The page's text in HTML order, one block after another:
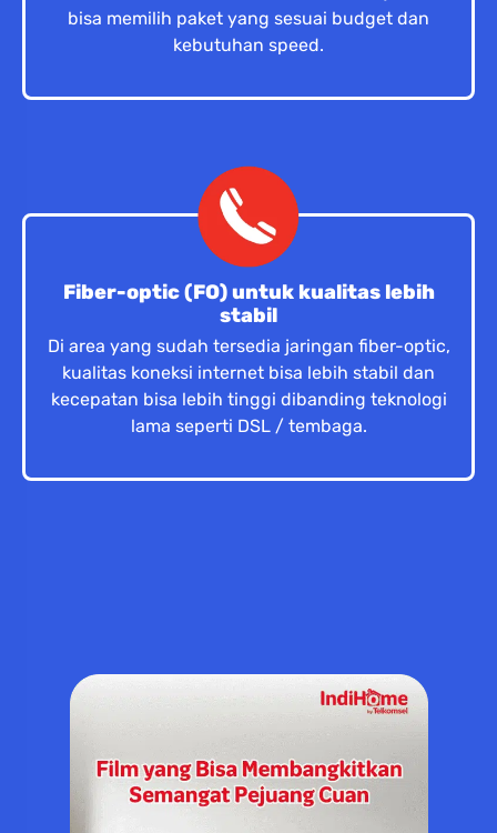
bisa memilih paket yang sesuai budget dan
kebutuhan speed.
Fiber-optic (FO) untuk kualitas lebih
stabil
Di area yang sudah tersedia jaringan fiber-optic,
kualitas koneksi internet bisa lebih stabil dan
kecepatan bisa lebih tinggi dibanding teknologi
lama seperti DSL / tembaga.